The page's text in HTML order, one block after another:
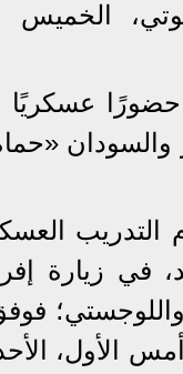
الخميس
عسكريًا
التدريب
في زيارة
واللوجستي؛
أمس الأول،